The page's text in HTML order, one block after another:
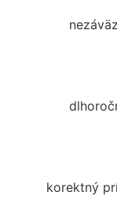
korektný